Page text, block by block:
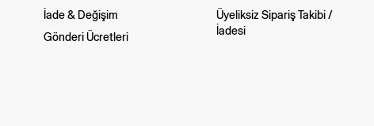
İade & Değişim
Gönderi Ücretleri
Üyeliksiz Sipariş Takibi /
İadesi